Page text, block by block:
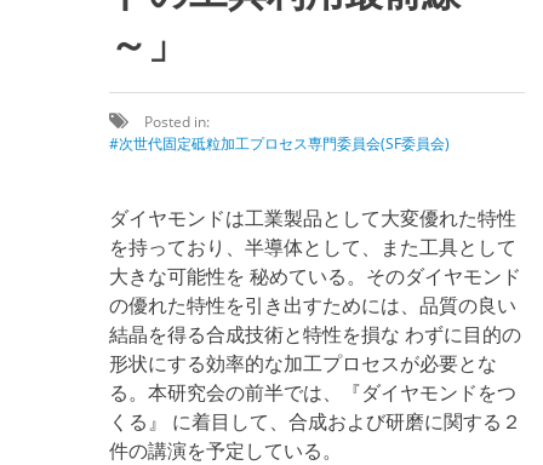
～」
Posted in:
次世代固定砥粒加工プロセス専門委員会(SF委員会)
ダイヤモンドは工業製品として大変優れた特性
を持っており、半導体として、また工具として
大きな可能性を 秘めている。そのダイヤモンド
の優れた特性を引き出すためには、品質の良い
結晶を得る合成技術と特性を損な わずに目的の
形状にする効率的な加工プロセスが必要とな
る。本研究会の前半では、『ダイヤモンドをつ
くる』 に着目して、合成および研磨に関する２
件の講演を予定している。